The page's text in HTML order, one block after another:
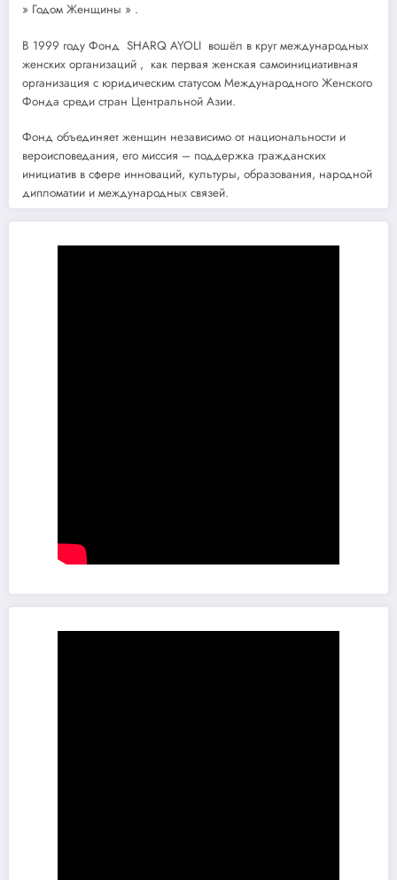
» Годом Женщины » .
В 1999 году Фонд SHARQ AYOLI вошёл в круг международных
женских организаций , как первая женская самоинициативная
организация с юридическим статусом Международного Женского
Фонда среди стран Центральной Азии.
Фонд объединяет женщин независимо от национальности и
вероисповедания, его миссия – поддержка гражданских
инициатив в сфере инноваций, культуры, образования, народной
дипломатии и международных связей.